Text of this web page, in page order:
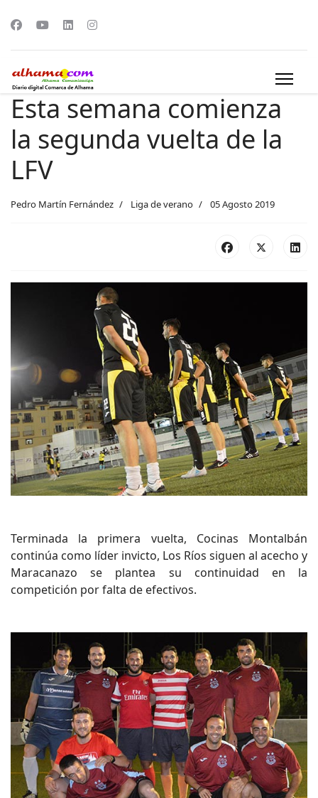
Esta semana comienza
la segunda vuelta de la
LFV
Pedro Martín Fernández Liga de verano 05 Agosto 2019
Terminada la primera vuelta, Cocinas Montalbán
continúa como líder invicto, Los Ríos siguen al acecho y
Maracanazo se plantea su continuidad en la
competición por falta de efectivos.